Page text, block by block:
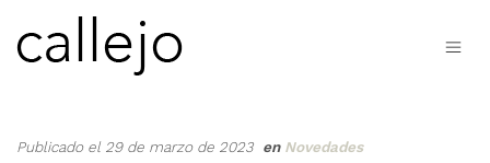
Publicado el 29 de marzo de 2023 en Novedades